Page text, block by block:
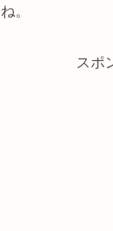
。
スポ